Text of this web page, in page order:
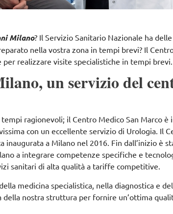
Milano? Il Servizio Sanitario Nazionale ha
nella vostra zona in tempi brevi? Il
realizzare visite specialistiche in tempi brevi.
un servizio del
ragionevoli; il Centro Medico San Marco è
con un eccellente servizio di Urologia. Il
a Milano nel 2016. Fin dall’inizio è
a integrare competenze specifiche e
sanitari di alta qualità a tariffe competitive.
medicina specialistica, nella diagnostica e
nostra struttura per fornire un’ottima